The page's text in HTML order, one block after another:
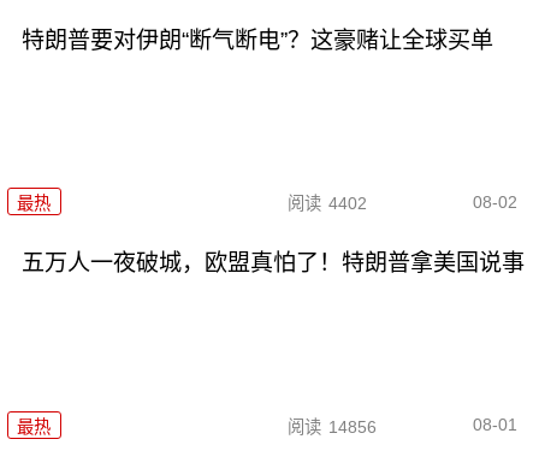
特朗普要对伊朗“断气断电”？这豪赌让全球买单
最热 阅读 4402 08-02
五万人一夜破城，欧盟真怕了！特朗普拿美国说事
最热 阅读 14856 08-01